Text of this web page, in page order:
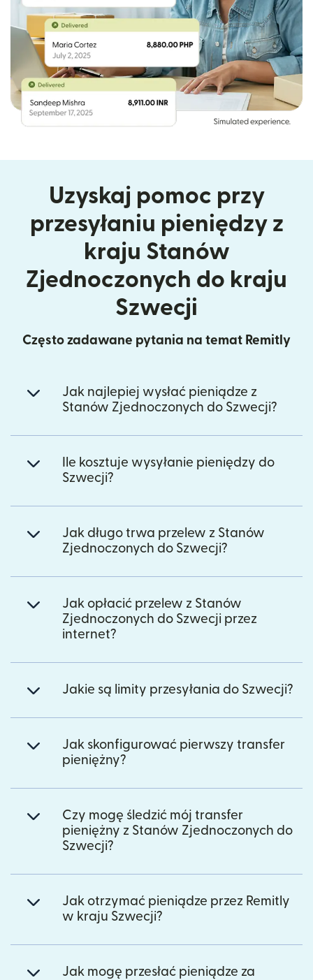
Uzyskaj pomoc przy
przesyłaniu pieniędzy z
kraju Stanów
Zjednoczonych do kraju
Szwecji
Często zadawane pytania na temat Remitly
Jak najlepiej wysłać pieniądze z
Stanów Zjednoczonych do Szwecji?
Ile kosztuje wysyłanie pieniędzy do
Szwecji?
Jak długo trwa przelew z Stanów
Zjednoczonych do Szwecji?
Jak opłacić przelew z Stanów
Zjednoczonych do Szwecji przez
internet?
Jakie są limity przesyłania do Szwecji?
Jak skonfigurować pierwszy transfer
pieniężny?
Czy mogę śledzić mój transfer
pieniężny z Stanów Zjednoczonych do
Szwecji?
Jak otrzymać pieniądze przez Remitly
w kraju Szwecji?
Jak mogę przesłać pieniądze za